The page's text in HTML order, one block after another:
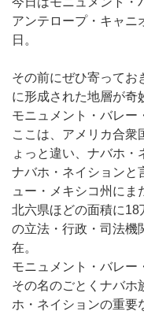
アンテロープ・キャニ
日。
その前にぜひ寄ってお
に形成された地層が奇
モニュメント・バレー
ここは、アメリカ合衆
ょっと違い、ナバホ・
ナバホ・ネイションと
ュー・メキシコ州に
北六県ほどの面積に18
の立法・行政・司法機
在。
モニュメント・バレー
その名のごとくナバホ
ホ・ネイションの重要